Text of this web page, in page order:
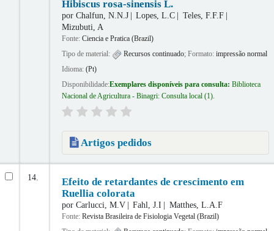
Hibiscus rosa-sinensis L.
por Chalfun, N.N.J Lopes, L.C
Teles, F.F.F
Mizubuti, A
Fonte: Ciencia e Pratica (Brazil)
Tipo de material:
Recursos continuado; Formato: impressão normal
Idioma: (Pt)
Disponibilidade:Exemplares disponíveis para consulta: Biblioteca
Nacional de Agricultura - Binagri: Consulta local (1).
Artigos pedidos
14.
Efeito de retardantes de crescimento em
Ruellia colorata
por Carlucci, M.V Fahl, J.I Matthes, L.A.F
Fonte: Revista Brasileira de Fisiologia Vegetal (Brazil)